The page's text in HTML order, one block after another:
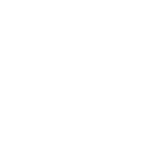
Alimentos,
Pinturas de un